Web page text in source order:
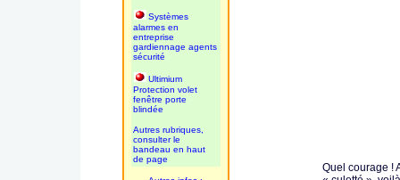
Systèmes
alarmes en
entreprise
gardiennage agents
sécurité
Ultimium
Protection volet
fenêtre porte
blindée
Autres rubriques,
consulter le
bandeau en haut
de page
Quel courage !